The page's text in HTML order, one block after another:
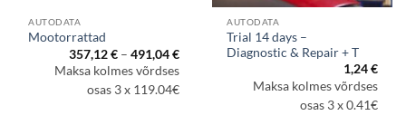
AUTODATA
Mootorrattad
357,12€ – 491,04€Hinnavahemik:
kuni
491,04 €
Maksa kolmes võrdses
osas 3 x 119.04€
AUTODATA
Trial 14 days –
Diagnostic & Repair + T
1,24€
Maksa kolmes võrdses
osas 3 x 0.41€